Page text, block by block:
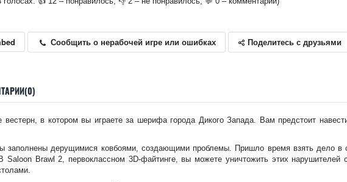
Сообщить о нерабочей игре или ошибках Поделитесь с друзьями
в котором вы играете за шерифа города Дикого Запада. Вам предстоит
заполнены дерущимися ковбоями, создающими проблемы. Пришло время взять дело в
Brawl 2, первоклассном 3D-файтинге, вы можете уничтожить этих нарушителей